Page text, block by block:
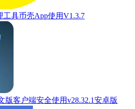
工具币壳App使用V1.3.7
版客户端安全使用v28.32.1安卓版